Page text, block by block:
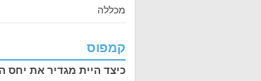
מכללה
קמפוס
כיצד היית מגדיר את יחס